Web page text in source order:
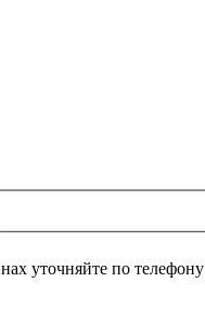
уточняйте по телефону